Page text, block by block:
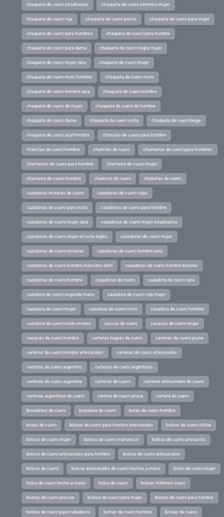
chaqueta de cuero stradivarius chaqueta de cuero sintetico mujer
chaqueta de cuero roja chaqueta de cuero precio chaqueta de cuero para mujer
chaqueta de cuero para hombres chaqueta de cuero para hombre
chaqueta de cuero para dama chaqueta de cuero negra mujer
chaqueta de cuero mujer zara chaqueta de cuero mujer
chaqueta de cuero moto hombre chaqueta de cuero moto
chaqueta de cuero hombre zara chaqueta de cuero hombre
chaqueta de cuero de mujer chaqueta de cuero de hombre
chaqueta de cuero dama chaqueta de cuero corta chaqueta de cuero beige
chaqueta de cuero azul hombre chanclas de cuero para hombre
chanclas de cuero hombre chanclas de cuero chamarras de cuero para hombres
chamarras de cuero para hombre chamarra de cuero mujer
chamarra de cuero hombre chalecos de cuero chaketas de cuero
cazadoras moteras de cuero cazadoras de cuero rojas
cazadoras de cuero para moto cazadoras de cuero para hombre
cazadoras de cuero mujer zara cazadoras de cuero mujer stradivarius
cazadoras de cuero mujer el corte ingles cazadoras de cuero mujer
cazadoras de cuero moteras cazadoras de cuero hombre zara
cazadoras de cuero hombre massimo dutti cazadoras de cuero hombre baratas
cazadoras de cuero hombre cazadoras de cuero cazadora de cuero zara
cazadora de cuero segunda mano cazadora de cuero roja mujer
cazadora de cuero mujer cazadora de cuero moto cazadora de cuero hombre
cazadora de cuero estilo motero cascos de cuero casacas de cuero mujer
casacas de cuero hombre carteras negras de cuero carteras de cuero prune
carteras de cuero hombre artesanales carteras de cuero artesanales
carteras de cuero argentino carteras de cuero argentinas
carteras de cuero argentina carteras de cuero carteras artesanales de cuero
carteras argentinas de cuero cartera de cuero prune cartera de cuero
brazaletes de cuero brazalete de cuero botas de cuero hombre
botas de cuero bolsos de cuero para hombre artesanales bolsos de cuero online
bolsos de cuero mujer bolsos de cuero marruecos bolsos de cuero artesanos
bolsos de cuero artesanales para hombre bolsos de cuero artesanales
bolsos de cuero bolsos artesanales de cuero hechos a mano bolso de cuero mujer
bolso de cuero hecho a mano bolso de cuero boinas militares cuero
boinas de cuero precios boinas de cuero para mujer boinas de cuero para hombre
boinas de cuero para caballeros boinas de cuero hombre boinas de cuero